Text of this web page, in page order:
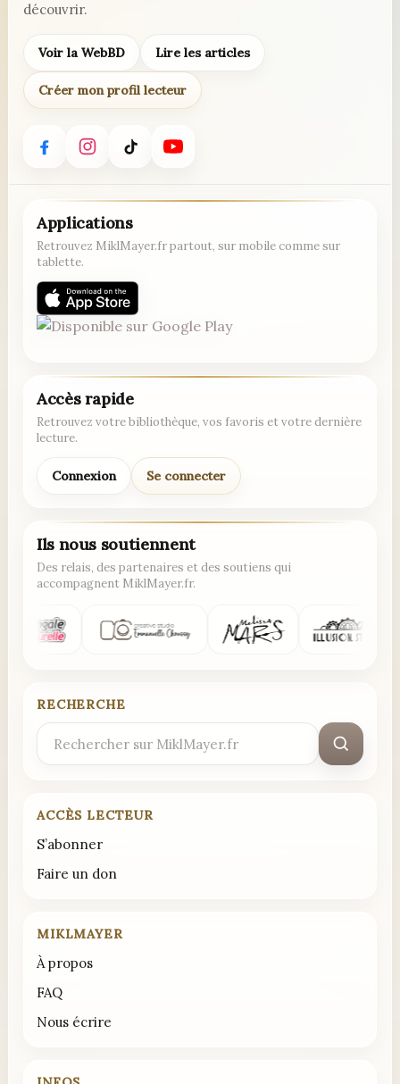
découvrir.
Voir la WebBD Lire les articles
Créer mon profil lecteur
Applications
Retrouvez MiklMayer.fr partout, sur mobile comme sur
tablette.
Accès rapide
Retrouvez votre bibliothèque, vos favoris et votre dernière
lecture.
Connexion Se connecter
Ils nous soutiennent
Des relais, des partenaires et des soutiens qui
accompagnent MiklMayer.fr.
RECHERCHE
Rechercher
ACCÈS LECTEUR
S’abonner
Faire un don
MIKLMAYER
À propos
FAQ
Nous écrire